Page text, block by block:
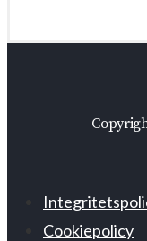
Cookiepolicy